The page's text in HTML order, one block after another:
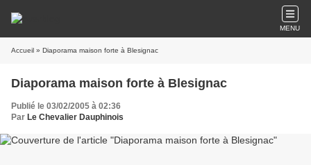
MENU
Accueil » Diaporama maison forte à Blesignac
Diaporama maison forte à Blesignac
Publié le 03/02/2005 à 02:36
Par Le Chevalier Dauphinois